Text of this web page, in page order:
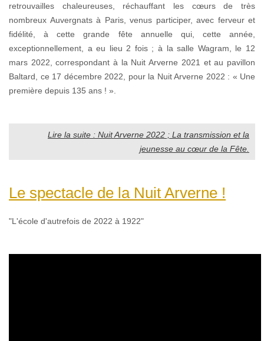
retrouvailles chaleureuses, réchauffant les cœurs de très
nombreux Auvergnats à Paris, venus participer, avec ferveur et
fidélité, à cette grande fête annuelle qui, cette année,
exceptionnellement, a eu lieu 2 fois ; à la salle Wagram, le 12
mars 2022, correspondant à la Nuit Arverne 2021 et au pavillon
Baltard, ce 17 décembre 2022, pour la Nuit Arverne 2022 : « Une
première depuis 135 ans ! ».
Lire la suite : Nuit Arverne 2022 ; La transmission et la
jeunesse au cœur de la Fête.
Le spectacle de la Nuit Arverne !
"L'école d'autrefois de 2022 à 1922"